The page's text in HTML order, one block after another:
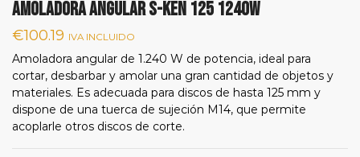
AMOLADORA ANGULAR S-KEN 125 1240W
€100.19 IVA INCLUIDO
Amoladora angular de 1.240 W de potencia, ideal para
cortar, desbarbar y amolar una gran cantidad de objetos y
materiales. Es adecuada para discos de hasta 125 mm y
dispone de una tuerca de sujeción M14, que permite
acoplarle otros discos de corte.